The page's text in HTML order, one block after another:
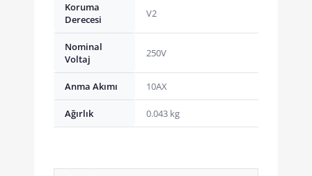
Koruma
Derecesi
V2
Nominal
Voltaj
250V
Anma Akımı 10AX
Ağırlık 0.043 kg